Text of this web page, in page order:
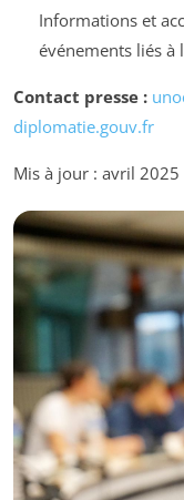
Informations et
événements liés à
Contact presse :
diplomatie.gouv.fr
Mis à jour : avril 2025